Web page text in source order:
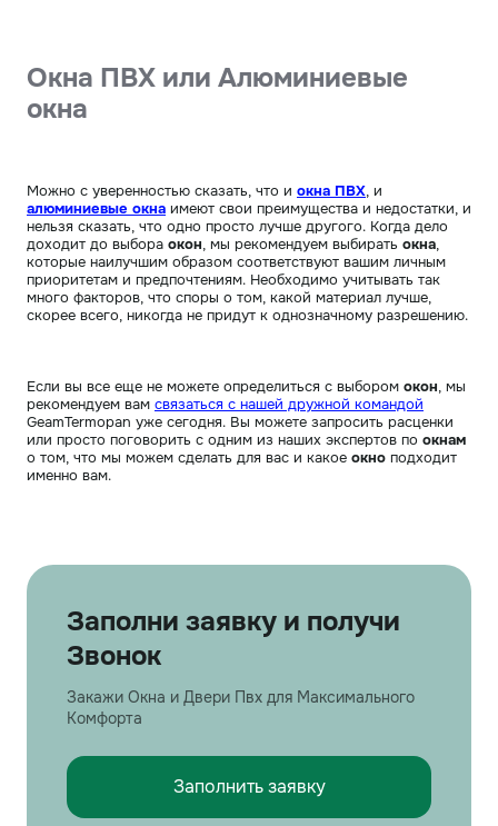
Окна ПВХ или Алюминиевые
окна
Можно с уверенностью сказать, что и окна ПВХ, и
алюминиевые окна имеют свои преимущества и недостатки, и
нельзя сказать, что одно просто лучше другого. Когда дело
доходит до выбора окон, мы рекомендуем выбирать окна,
которые наилучшим образом соответствуют вашим личным
приоритетам и предпочтениям. Необходимо учитывать так
много факторов, что споры о том, какой материал лучше,
скорее всего, никогда не придут к однозначному разрешению.
Если вы все еще не можете определиться с выбором окон, мы
рекомендуем вам связаться с нашей дружной командой
GeamTermopan уже сегодня. Вы можете запросить расценки
или просто поговорить с одним из наших экспертов по окнам
о том, что мы можем сделать для вас и какое окно подходит
именно вам.
Заполни заявку и получи
Звонок
Закажи Окна и Двери Пвх для Максимального
Комфорта
Заполнить заявку